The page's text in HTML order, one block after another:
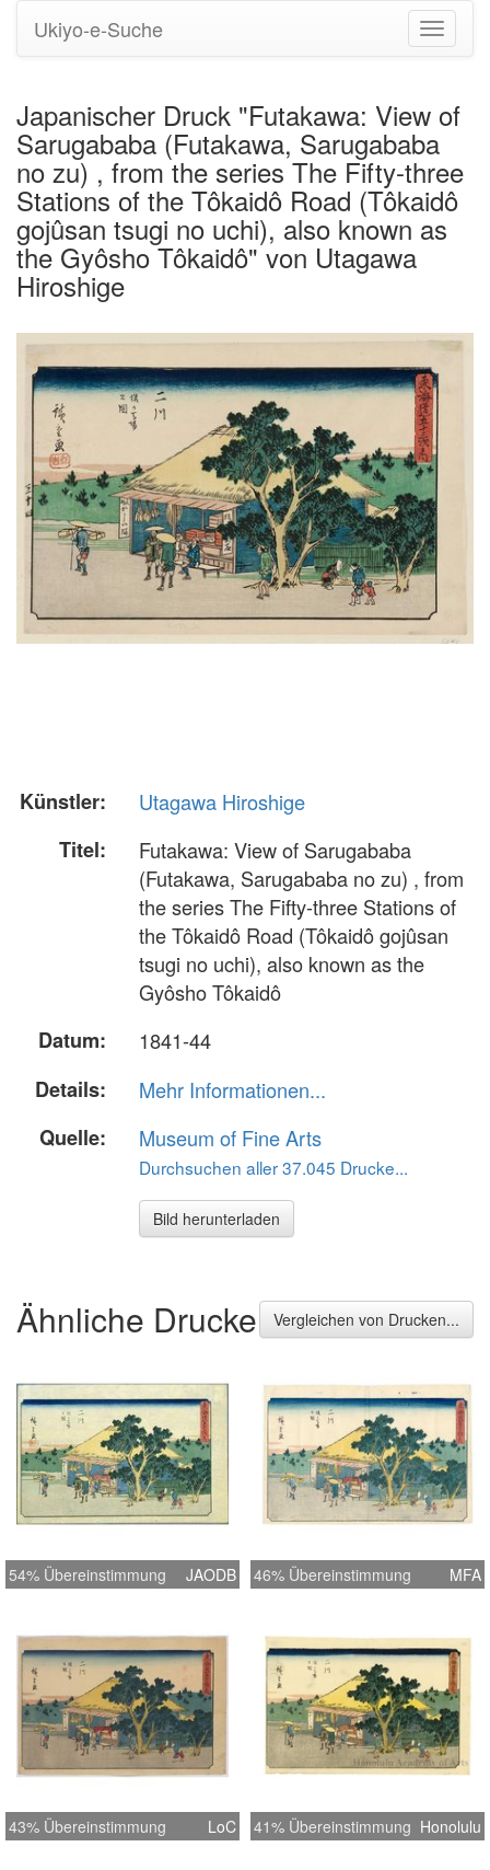
Ukiyo-e-Suche
Japanischer Druck "Futakawa: View of
Sarugababa (Futakawa, Sarugababa
no zu) , from the series The Fifty-three
Stations of the Tôkaidô Road (Tôkaidô
gojûsan tsugi no uchi), also known as
the Gyôsho Tôkaidô" von Utagawa
Hiroshige
Künstler:
Utagawa Hiroshige
Titel:
Futakawa: View of Sarugababa
(Futakawa, Sarugababa no zu) , from
the series The Fifty-three Stations of
the Tôkaidô Road (Tôkaidô gojûsan
tsugi no uchi), also known as the
Gyôsho Tôkaidô
Datum:
1841-44
Details:
Mehr Informationen...
Quelle:
Museum of Fine Arts
Durchsuchen aller 37.045 Drucke...
Bild herunterladen
Ähnliche Drucke Vergleichen von Drucken...
54% Übereinstimmung JAODB 46% Übereinstimmung MFA
43% Übereinstimmung LoC 41% Übereinstimmung Honolulu